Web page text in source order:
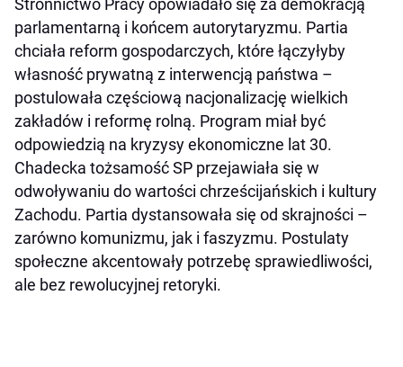
parlamentarną i końcem autorytaryzmu. Partia
chciała reform gospodarczych, które łączyłyby
własność prywatną z interwencją państwa –
postulowała częściową nacjonalizację wielkich
zakładów i reformę rolną. Program miał być
odpowiedzią na kryzysy ekonomiczne lat 30.
Chadecka tożsamość SP przejawiała się w
odwoływaniu do wartości chrześcijańskich i kultury
Zachodu. Partia dystansowała się od skrajności –
zarówno komunizmu, jak i faszyzmu. Postulaty
społeczne akcentowały potrzebę sprawiedliwości,
ale bez rewolucyjnej retoryki.